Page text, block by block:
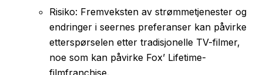
Risiko: Fremveksten av strømmetjenester og
endringer i seernes preferanser kan påvirke
etterspørselen etter tradisjonelle TV-filmer,
noe som kan påvirke Fox’ Lifetime-